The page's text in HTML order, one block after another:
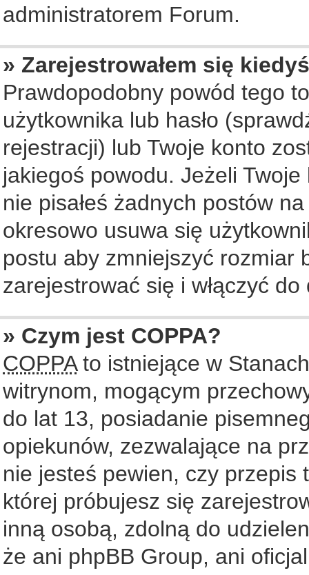
administratorem Forum.
» Zarejestrowałem się
Prawdopodobny powód tego
użytkownika lub hasło
rejestracji) lub Twoje konto
jakiegoś powodu. Jeżeli
nie pisałeś żadnych postów
okresowo usuwa się
postu aby zmniejszyć rozmiar
zarejestrować się i włączyć
» Czym jest COPPA?
COPPAto istniejące w
witrynom, mogącym
do lat 13, posiadanie
opiekunów, zezwalające na
nie jesteś pewien, czy przepis
której próbujesz się
inną osobą, zdolną do
że ani phpBB Group, ani